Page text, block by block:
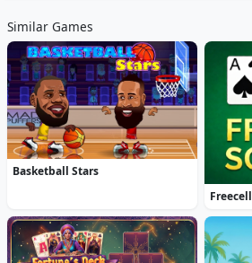
Similar Games
Basketball Stars
Freecell